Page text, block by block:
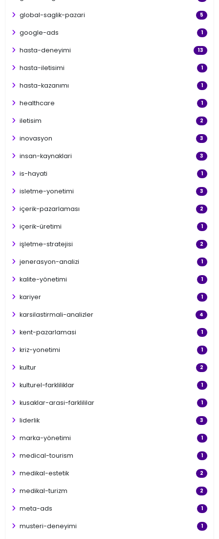
global-saglik-pazari 5
google-ads 1
hasta-deneyimi 13
hasta-iletisimi 1
hasta-kazanımı 1
healthcare 1
iletisim 2
inovasyon 3
insan-kaynaklari 3
is-hayati 1
isletme-yonetimi 3
içerik-pazarlaması 2
içerik-üretimi 1
işletme-stratejisi 2
jenerasyon-analizi 1
kalite-yönetimi 1
kariyer 1
karsilastirmali-analizler 4
kent-pazarlamasi 1
kriz-yonetimi 1
kultur 2
kulturel-farkliliklar 1
kusaklar-arasi-farklililar 1
liderlik 3
marka-yönetimi 1
medical-tourism 1
medikal-estetik 2
medikal-turizm 2
meta-ads 1
musteri-deneyimi 1